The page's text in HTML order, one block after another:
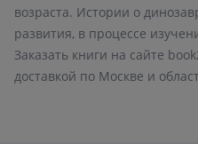
возраста. Истории о
развития, в процессе
Заказать книги на сайте
доставкой по Москве и